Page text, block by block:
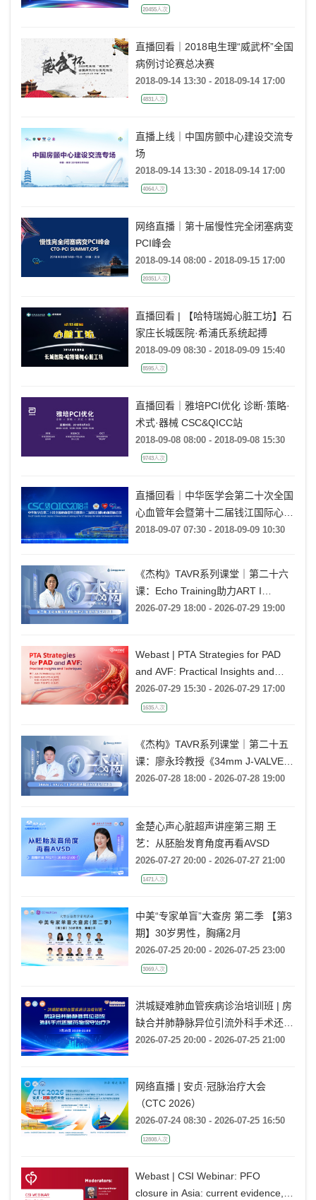
20455人次
直播回看｜2018电生理“威武杯”全国
病例讨论赛总决赛
2018-09-14 13:30 - 2018-09-14 17:00
4831人次
直播上线｜中国房颤中心建设交流专
场
2018-09-14 13:30 - 2018-09-14 17:00
4064人次
网络直播｜第十届慢性完全闭塞病变
PCI峰会
2018-09-14 08:00 - 2018-09-15 17:00
20351人次
直播回看 | 【哈特瑞姆心脏工坊】石
家庄长城医院·希浦氏系统起搏
2018-09-09 08:30 - 2018-09-09 15:40
8595人次
直播回看｜雅培PCI优化 诊断·策略·
术式·器械 CSC&QICC站
2018-09-08 08:00 - 2018-09-08 15:30
9743人次
直播回看｜中华医学会第二十次全国
心血管年会暨第十二届钱江国际心血
管病会议（CSC & QICC2018）
2018-09-07 07:30 - 2018-09-09 10:30
《杰构》TAVR系列课堂｜第二十六
课：Echo Training助力ART I
Rebecca T. Hahn教授《第二期-主动
2026-07-29 18:00 - 2026-07-29 19:00
Webast | PTA Strategies for PAD
and AVF: Practical Insights and
Techniques
2026-07-29 15:30 - 2026-07-29 17:00
1635人次
《杰构》TAVR系列课堂｜第二十五
课：廖永玲教授《34mm J-VALVE
TF 治疗超大瓣环AR的实战经验》
2026-07-28 18:00 - 2026-07-28 19:00
金楚心声心脏超声讲座第三期 王
艺：从胚胎发育角度再看AVSD
2026-07-27 20:00 - 2026-07-27 21:00
1471人次
中美“专家单盲”大查房 第二季 【第3
期】30岁男性，胸痛2月
2026-07-25 20:00 - 2026-07-25 23:00
3069人次
洪城疑难肺血管疾病诊治培训班 | 房
缺合并肺静脉异位引流外科手术还是
药物保守治疗?
2026-07-25 20:00 - 2026-07-25 21:00
网络直播 | 安贞·冠脉治疗大会
（CTC 2026）
2026-07-24 08:30 - 2026-07-25 16:50
12808人次
Webast | CSI Webinar: PFO
closure in Asia: current evidence,